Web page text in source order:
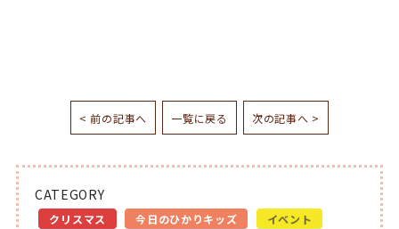
< 前の記事へ 一覧に戻る 次の記事へ >
CATEGORY
クリスマス 今日のひかりキッズ
イベント